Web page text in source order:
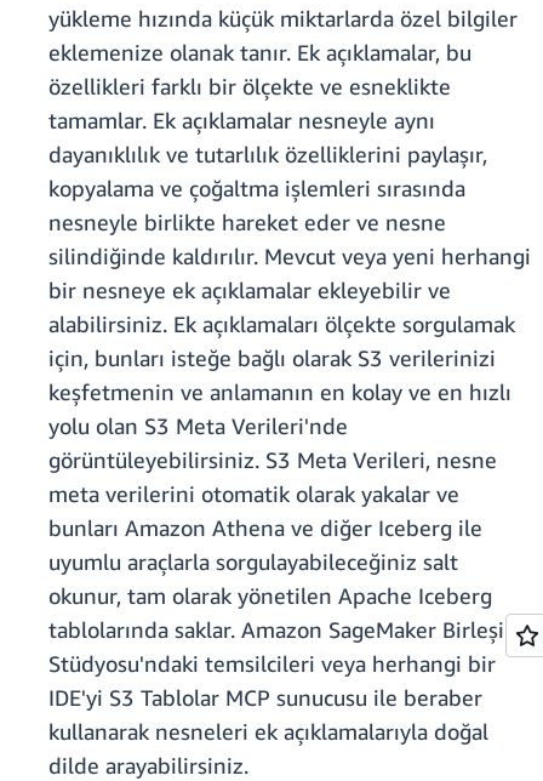
yükleme hızında küçük miktarlarda özel bilgiler
eklemenize olanak tanır. Ek açıklamalar, bu
özellikleri farklı bir ölçekte ve esneklikte
tamamlar. Ek açıklamalar nesneyle aynı
dayanıklılık ve tutarlılık özelliklerini paylaşır,
kopyalama ve çoğaltma işlemleri sırasında
nesneyle birlikte hareket eder ve nesne
silindiğinde kaldırılır. Mevcut veya yeni herhangi
bir nesneye ek açıklamalar ekleyebilir ve
alabilirsiniz. Ek açıklamaları ölçekte sorgulamak
için, bunları isteğe bağlı olarak S3 verilerinizi
keşfetmenin ve anlamanın en kolay ve en hızlı
yolu olan S3 Meta Verileri'nde
görüntüleyebilirsiniz. S3 Meta Verileri, nesne
meta verilerini otomatik olarak yakalar ve
bunları Amazon Athena ve diğer Iceberg ile
uyumlu araçlarla sorgulayabileceğiniz salt
okunur, tam olarak yönetilen Apache Iceberg
tablolarında saklar. Amazon SageMaker Birleşik
Stüdyosu'ndaki temsilcileri veya herhangi bir
IDE'yi S3 Tablolar MCP sunucusu ile beraber
kullanarak nesneleri ek açıklamalarıyla doğal
dilde arayabilirsiniz.